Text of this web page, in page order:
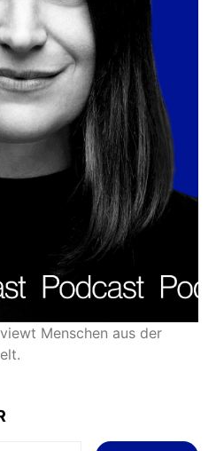
Menschen aus der